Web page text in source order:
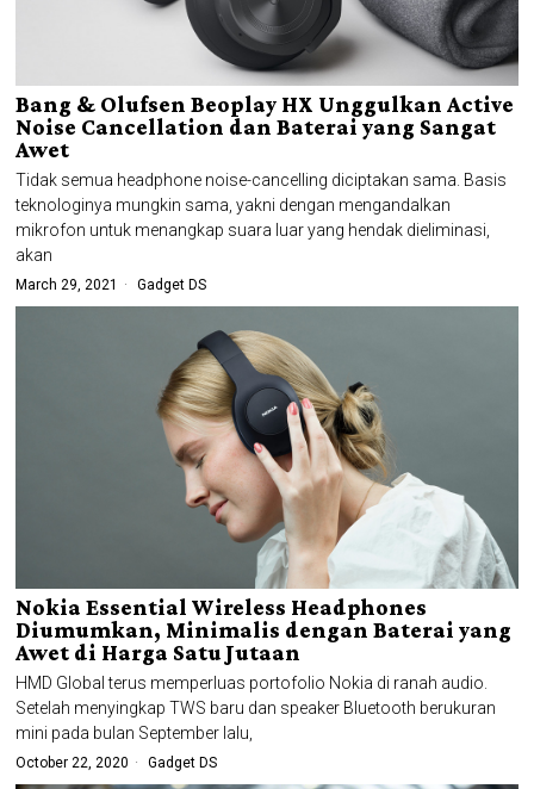
Bang & Olufsen Beoplay HX Unggulkan Active
Noise Cancellation dan Baterai yang Sangat
Awet
Tidak semua headphone noise-cancelling diciptakan sama. Basis
teknologinya mungkin sama, yakni dengan mengandalkan
mikrofon untuk menangkap suara luar yang hendak dieliminasi,
akan
March 29, 2021 Gadget DS
Nokia Essential Wireless Headphones
Diumumkan, Minimalis dengan Baterai yang
Awet di Harga Satu Jutaan
HMD Global terus memperluas portofolio Nokia di ranah audio.
Setelah menyingkap TWS baru dan speaker Bluetooth berukuran
mini pada bulan September lalu,
October 22, 2020 Gadget DS